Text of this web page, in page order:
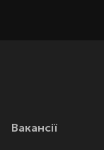
Вакансії